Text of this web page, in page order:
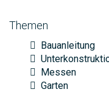
Themen
Bauanleitung
Messen
Garten